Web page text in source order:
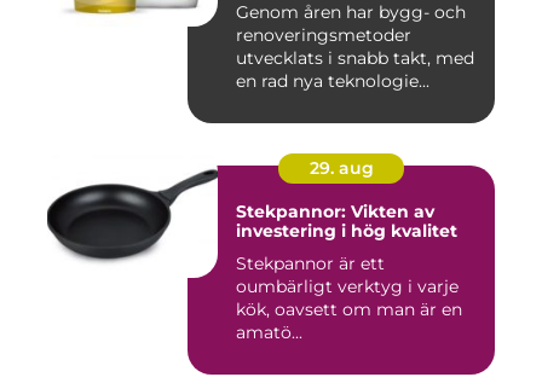
Genom åren har bygg- och
renoveringsmetoder
utvecklats i snabb takt, med
en rad nya teknologie...
29. aug
Stekpannor: Vikten av
investering i hög kvalitet
Stekpannor är ett
oumbärligt verktyg i varje
kök, oavsett om man är en
amatö...